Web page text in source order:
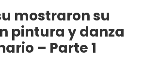
mostraron su
pintura y danza
– Parte 1